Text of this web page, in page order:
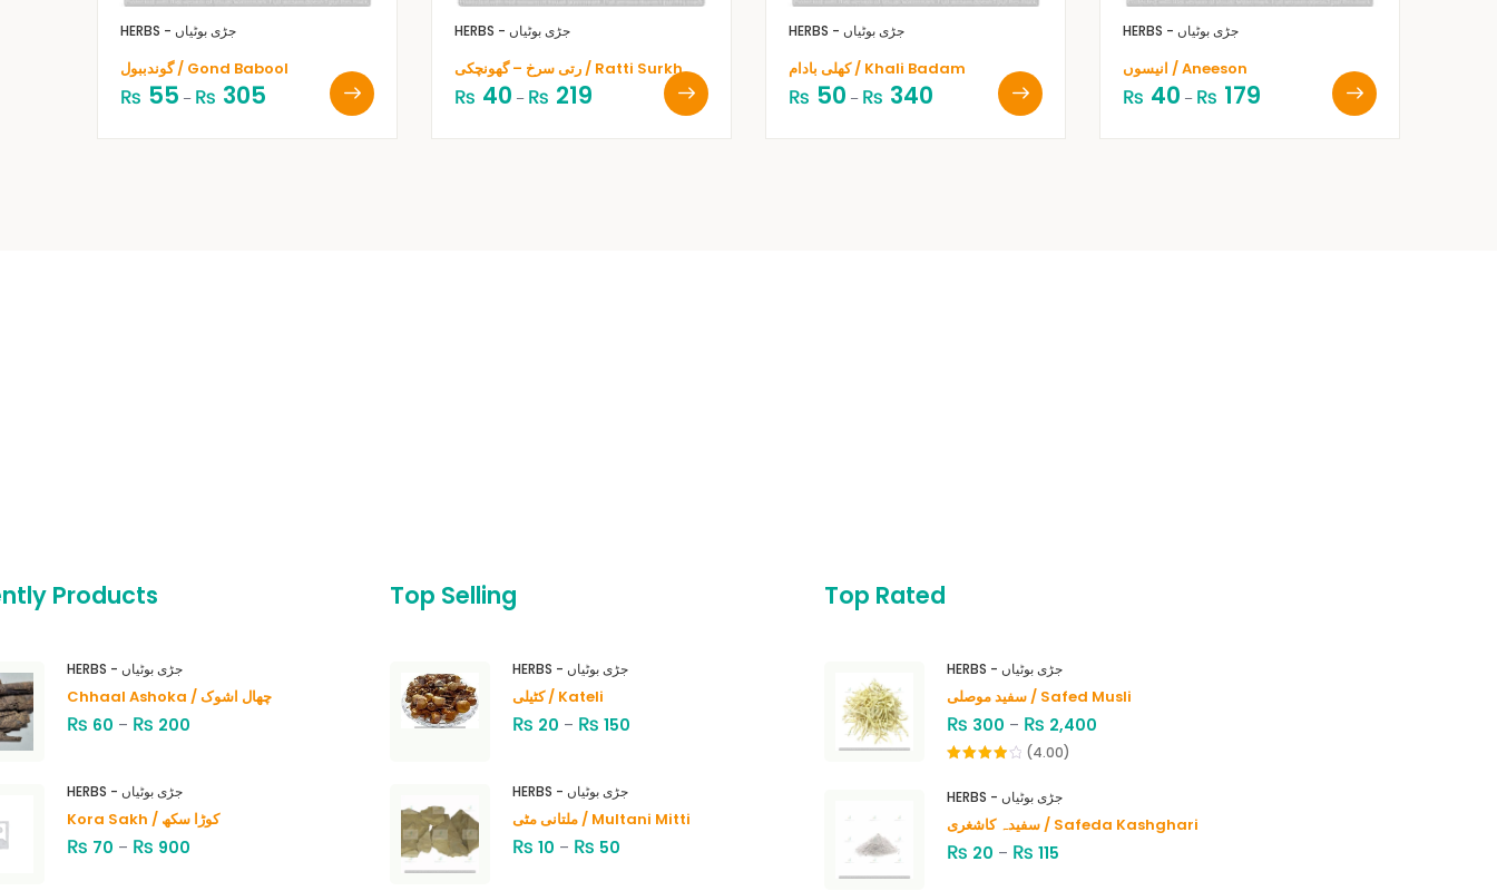
HERBS - جڑی بوٹیاں
گوندببول / Gond Babool
₨ 55 – ₨ 305
HERBS - جڑی بوٹیاں
رتی سرخ – گھونچکی / Ratti Surkh
₨ 40 – ₨ 219
HERBS - جڑی بوٹیاں
کھلی بادام / Khali Badam
₨ 50 – ₨ 340
HERBS - جڑی بوٹیاں
انیسوں / Aneeson
₨ 40 – ₨ 179
Products
HERBS - جڑی بوٹیاں
Chhaal Ashoka / چھال اشوک
₨ 60 – ₨ 200
HERBS - جڑی بوٹیاں
Kora Sakh / کوڑا سکھ
₨ 70 – ₨ 900
Top Selling
HERBS - جڑی بوٹیاں
کٹیلی / Kateli
₨ 20 – ₨ 150
HERBS - جڑی بوٹیاں
ملتانی مٹی / Multani Mitti
₨ 10 – ₨ 50
Top Rated
HERBS - جڑی بوٹیاں
سفید موصلی / Safed Musli
₨ 300 – ₨ 2,400
of 5
(4.00)
HERBS - جڑی بوٹیاں
سفیدہ کاشغری / Safeda Kashghari
₨ 20 – ₨ 115